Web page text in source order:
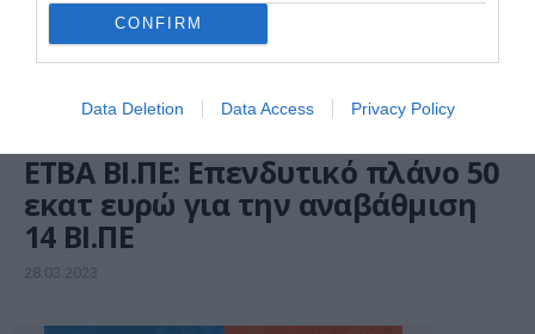
CONFIRM
Data Deletion Data Access Privacy Policy
ΕΤΒΑ ΒΙ.ΠΕ: Επενδυτικό πλάνο 50
εκατ ευρώ για την αναβάθμιση
14 ΒΙ.ΠΕ
28.03.2023